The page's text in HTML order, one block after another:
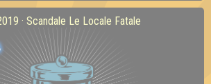
· Scandale Le Locale Fatale